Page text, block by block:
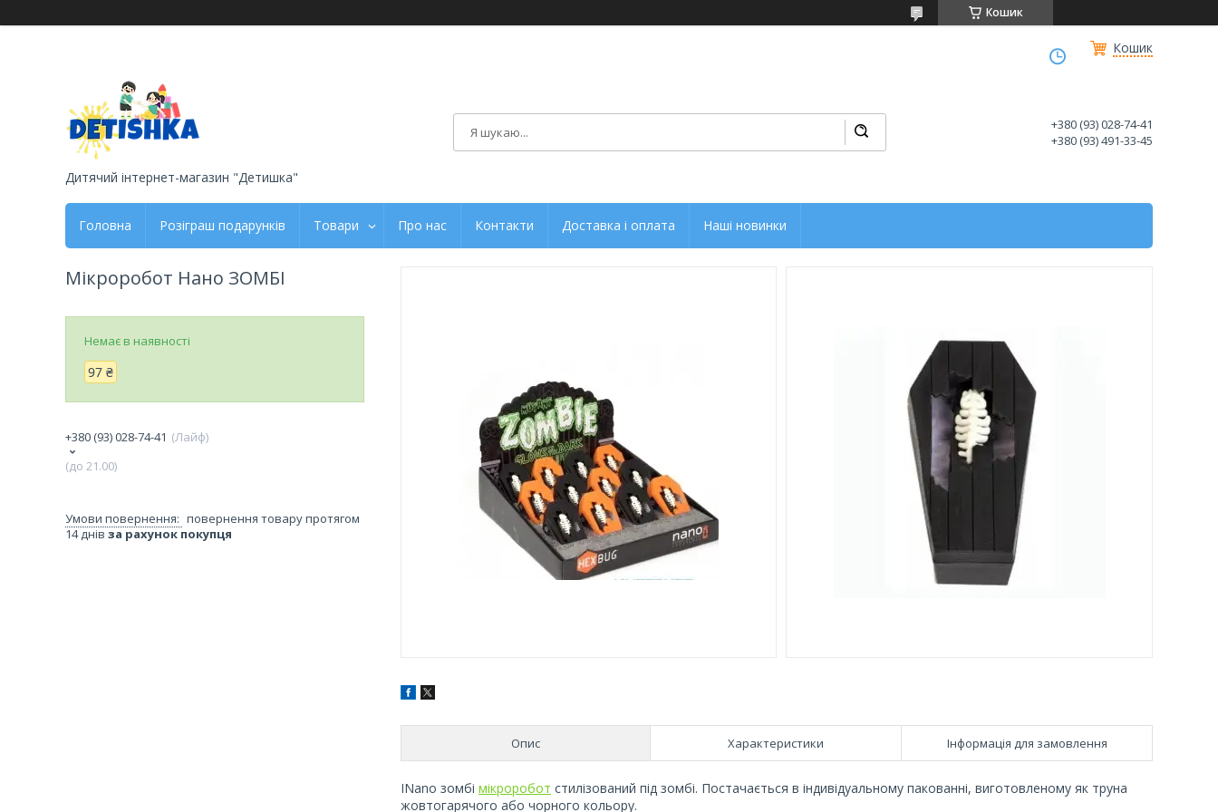
Кошик
Кошик
Дитячий інтернет-магазин "Детишка"
+380 (93) 028-74-41
+380 (93) 491-33-45
Головна Розіграш подарунків Товари Про нас Контакти Доставка і оплата Наші новинки
Опис Характеристики Інформація для замовлення
ІNano зомбі мікроробот стилізований під зомбі. Постачається в індивідуальному пакованні, виготовленому як труна
жовтогарячого або чорного кольору.
Мікроробот Нано ЗОМБІ
Немає в наявності
97 ₴
+380 (93) 028-74-41
Лайф
(до 21.00)
повернення товару протягом
14 днів за рахунок покупця